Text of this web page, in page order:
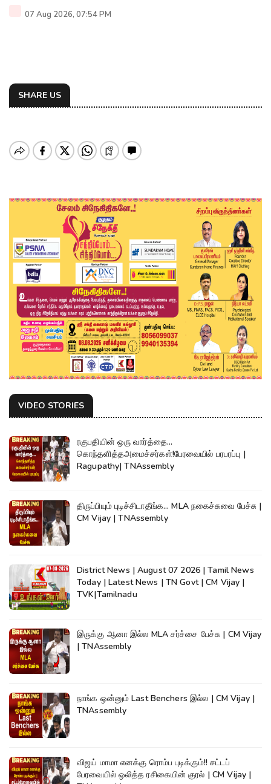
07 Aug 2026, 07:54 PM
SHARE US
VIDEO STORIES
ரகுபதியின் ஒரு வார்த்தை...
கொந்தளித்தஅமைச்சர்கள்!பேரவையில் பரபரப்பு |
Ragupathy| TNAssembly
திருப்பியும் புடிச்சிடாதீங்க... MLA நகைச்சுவை பேச்சு |
CM Vijay | TNAssembly
District News | August 07 2026 | Tamil News
Today | Latest News | TN Govt | CM Vijay |
TVK|Tamilnadu
இருக்கு ஆனா இல்ல MLA சர்ச்சை பேச்சு | CM Vijay
| TNAssembly
நாங்க ஒன்னும் Last Benchers இல்ல | CM Vijay |
TNAssembly
விஜய் மாமா எனக்கு ரொம்ப புடிக்கும்!! சட்டப்
பேரவையில் ஒலித்த ரசிகையின் குரல் | CM Vijay |